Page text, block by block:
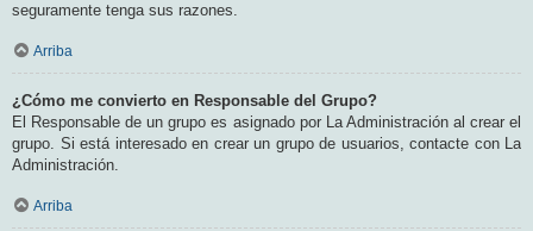
seguramente tenga sus razones.
Arriba
¿Cómo me convierto en Responsable del Grupo?
El Responsable de un grupo es asignado por La Administración al crear el
grupo. Si está interesado en crear un grupo de usuarios, contacte con La
Administración.
Arriba